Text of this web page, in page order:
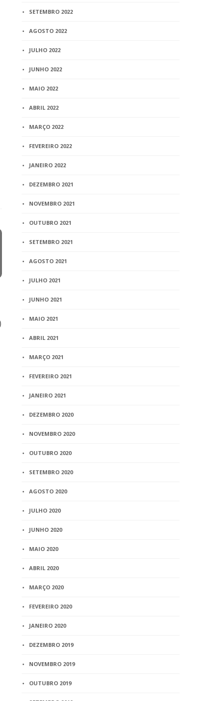
BLOG
AGU e MDA publicam
transferência de imóveis
de assentamento
9 minread
SETEMBRO 2022
AGOSTO 2022
JULHO 2022
JUNHO 2022
MAIO 2022
ABRIL 2022
MARÇO 2022
FEVEREIRO 2022
JANEIRO 2022
DEZEMBRO 2021
NOVEMBRO 2021
OUTUBRO 2021
SETEMBRO 2021
AGOSTO 2021
JULHO 2021
JUNHO 2021
MAIO 2021
ABRIL 2021
MARÇO 2021
FEVEREIRO 2021
JANEIRO 2021
DEZEMBRO 2020
NOVEMBRO 2020
OUTUBRO 2020
SETEMBRO 2020
AGOSTO 2020
JULHO 2020
JUNHO 2020
MAIO 2020
ABRIL 2020
MARÇO 2020
FEVEREIRO 2020
JANEIRO 2020
DEZEMBRO 2019
NOVEMBRO 2019
OUTUBRO 2019